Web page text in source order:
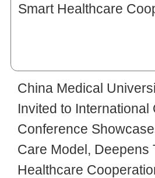
China Medical
Invited to International
Conference
Care Model, Deepens
Healthcare